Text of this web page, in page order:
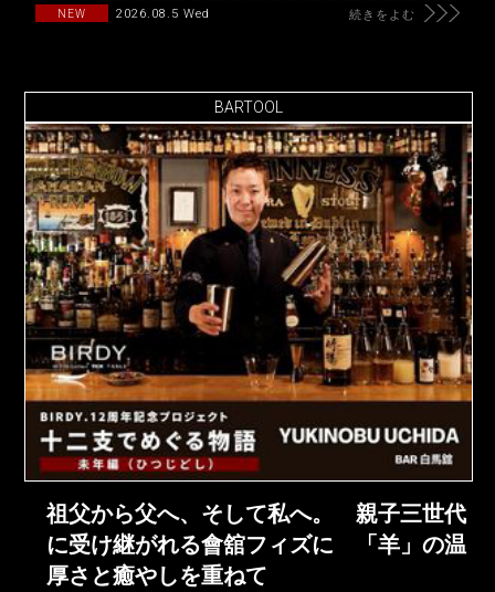
NEW 2026.08.5 Wed 続きをよむ
BARTOOL
祖父から父へ、そして私へ。 親子三世代
に受け継がれる會舘フィズに 「羊」の温
厚さと癒やしを重ねて